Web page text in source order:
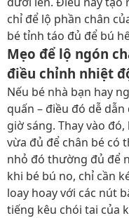
chỉ để lộ phần chân
bé tỉnh táo đủ để bú
Mẹo để lộ ngón
điều chỉnh nhiệt
Nếu bé nhà bạn hay
quấn – điều đó dễ
giờ sáng. Thay vào
vừa đủ để chân bé có
nhỏ đó thường đủ để
khi bé bú no, chỉ cần
loay hoay với các nút
tiếng kêu chói tai của